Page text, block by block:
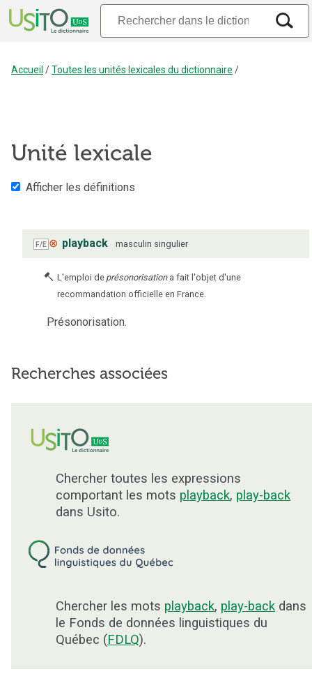
Accueil /Toutes les unités lexicales du dictionnaire /
Unité lexicale
Afficher les définitions
F/E ⊗ playback masculin singulier
L'emploi de présonorisation a fait l'objet d'une
recommandation officielle en France.
Présonorisation.
Recherches associées
Chercher toutes les expressions
comportant les mots playback, play-back
dans Usito.
Chercher les mots playback, play-back dans
le Fonds de données linguistiques du
Québec (FDLQ).